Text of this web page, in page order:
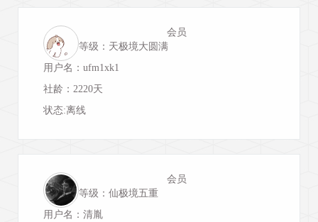
会员
等级：天极境大圆满
用户名：ufm1xk1
社龄：2220天
状态:离线
会员
等级：仙极境五重
用户名：清胤